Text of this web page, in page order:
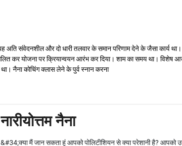
यह अति संवेदनशील और दो धारी तलवार के समान परिणाम देने के जैसा
कर योजना पर क्रियान्वयन आरंभ कर दिया। शाम का समय था।
नैना कोचिंग क्लास लेने के पुर्व स्नान करना
नारीयोत्तम नैना
&#34;क्या मैं जान सकता हूं आपको पोलिटीशियन से क्या परेशानी है?